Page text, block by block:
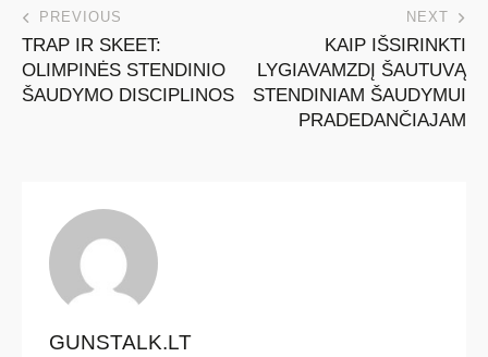
PREVIOUS
TRAP IR SKEET:
OLIMPINĖS STENDINIO
ŠAUDYMO DISCIPLINOS
NEXT
KAIP IŠSIRINKTI
LYGIAVAMZDĮ ŠAUTUVĄ
STENDINIAM ŠAUDYMUI
PRADEDANČIAJAM
GUNSTALK.LT